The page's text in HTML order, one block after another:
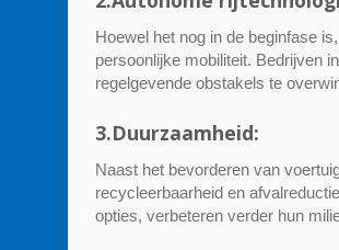
Hoewel het nog in de beginfase
persoonlijke mobiliteit. Bedrijven
regelgevende obstakels te
3.Duurzaamheid:
Naast het bevorderen van
recycleerbaarheid en
opties, verbeteren verder hun